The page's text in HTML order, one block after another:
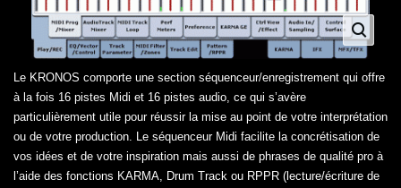
Le KRONOS comporte une section séquenceur/enregistrement qui offre
à la fois 16 pistes Midi et 16 pistes audio, ce qui s’avère
particulièrement utile pour réussir la mise au point de votre interprétation
ou de votre production. Le séquenceur Midi facilite la concrétisation de
vos idées et de votre inspiration mais aussi de phrases de qualité pro à
l’aide des fonctions KARMA, Drum Track ou RPPR (lecture/écriture de